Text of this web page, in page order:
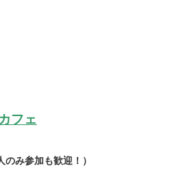
フェ
み参加も歓迎！）